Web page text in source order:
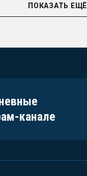
ПОКАЗАТЬ ЕЩЁ
канале